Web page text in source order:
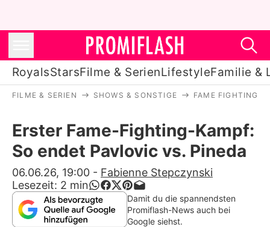
RoyalsStarsFilme & SerienLifestyleFamilie &
Stars
Filme & Serien
Lifestyle
Familie & Liebe
FILME & SERIEN SHOWS & SONSTIGE FAME FIGHTING
Erster Fame-Fighting-Kampf:
So endet Pavlovic vs. Pineda
06.06.26, 19:00 - Fabienne Stepczynski
Lesezeit: 2 min
Damit du die spannendsten
Promiflash-News auch bei
Google siehst.